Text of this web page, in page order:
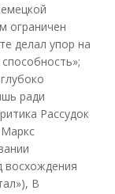
ограничен
делал упор на
ради
Рассудок
восхождения
В